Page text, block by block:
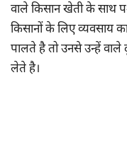
वाले किसान खेती के साथ
किसानों के लिए व्यवसाय
पालते है तो उनसे उन्हें
लेते है।